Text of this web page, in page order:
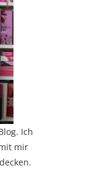
Ich
mir